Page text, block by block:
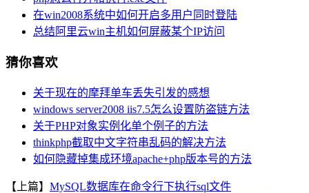
在win2008系统中如何开启多用户同时登陆
总结阿里云win主机如何屏蔽某个IP访问
猜你喜欢
关于现在的摩拜单车丢失引发的感想
windows server2008 iis7.5怎么设置防盗链方法
关于PHP对象实例化单个例子的方法
thinkphp截取中文字符串乱码的解决方法
如何隐藏掉集成环境apache+php版本号的方法
【上篇】 MySQL数据库在命令行下执行sql文件